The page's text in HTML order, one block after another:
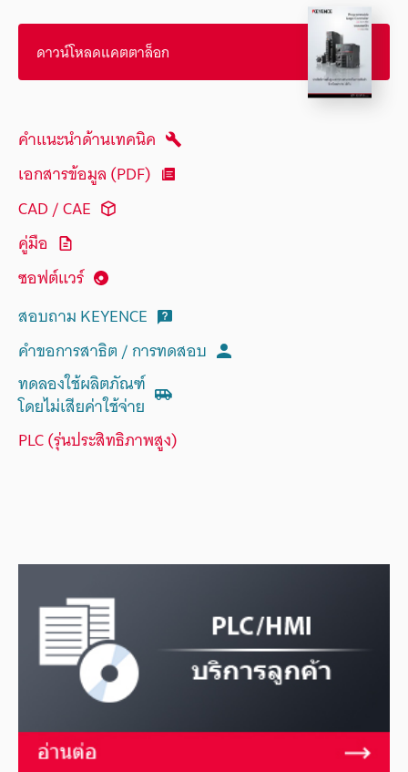
ดาวน์โหลดแคตตาล็อก
คำแนะนำด้านเทคนิค
เอกสารข้อมูล (PDF)
CAD / CAE
คู่มือ
ซอฟต์แวร์
สอบถาม KEYENCE
คำขอการสาธิต / การทดสอบ
ทดลองใช้ผลิตภัณฑ์
โดยไม่เสียค่าใช้จ่าย
PLC (รุ่นประสิทธิภาพสูง)